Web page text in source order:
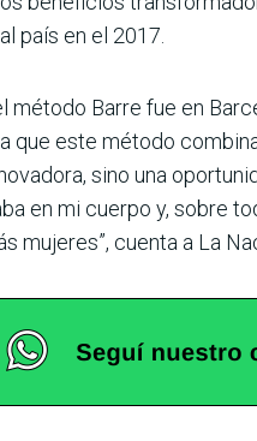
país en el 2017.
método Barre fue en
que este método
sino una
en mi cuerpo y, sobre
mujeres”, cuenta a La